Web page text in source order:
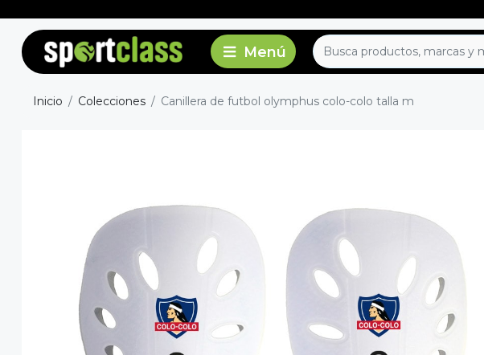
Inicio Colecciones Canillera de futbol olymphus colo-colo talla m